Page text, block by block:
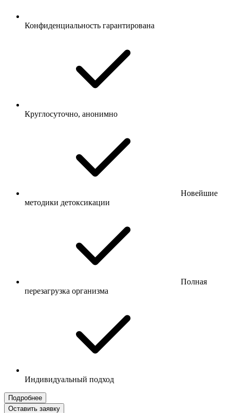
Конфиденциальность гарантирована
Круглосуточно, анонимно
Новейшие
методики детоксикации
Полная
перезагрузка организма
Индивидуальный подход
Подробнее
Оставить заявку